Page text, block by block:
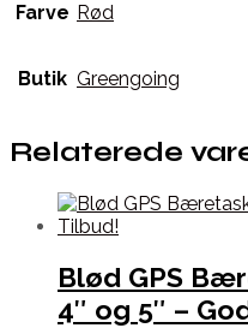
Farve Rød
Butik Greengoing
Relaterede
Blød GPS
4″ og 5″ –